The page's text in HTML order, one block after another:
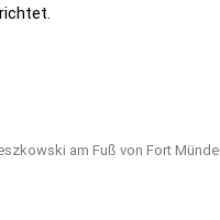
am Fuß von Fort Münde